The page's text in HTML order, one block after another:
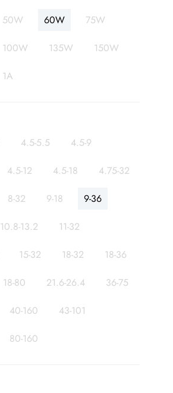
50W 60W 75W
100W 135W 150W
1A
4.5-5.5 4.5-9
4.5-12 4.5-18 4.75-32
8-32 9-18 9-36
10.8-13.2 11-32
15-32 18-32 18-36
18-80 21.6-26.4 36-75
40-160 43-101
80-160